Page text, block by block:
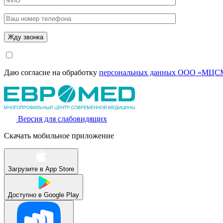
Даю согласие на обработку персональных данных ООО
Версия для слабовидящих
Скачать мобильное приложение
Загрузите в App Store
Доступно в Google Play